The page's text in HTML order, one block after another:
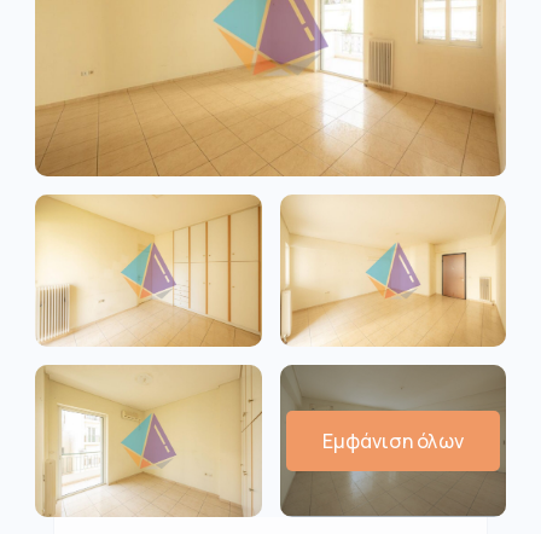
Εμφάνιση όλων